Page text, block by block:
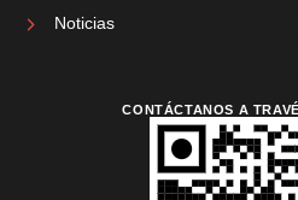
Noticias
CONTÁCTANOS A